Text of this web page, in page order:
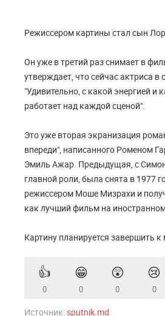
Режиссером картины стал сын
Он уже в третий раз снимает в
утверждает, что сейчас актриса в
"Удивительно, с какой энергией и
работает над каждой сценой".
Это уже вторая экранизация
впереди", написанного Роменом
Эмиль Ажар. Предыдущая, с
главной роли, была снята в 1977
режиссером Моше Мизрахи и
как лучший фильм на
Картину планируется завершить к
👍
0
😁
0
😲
0
😢
0
Источник:sputnik.md